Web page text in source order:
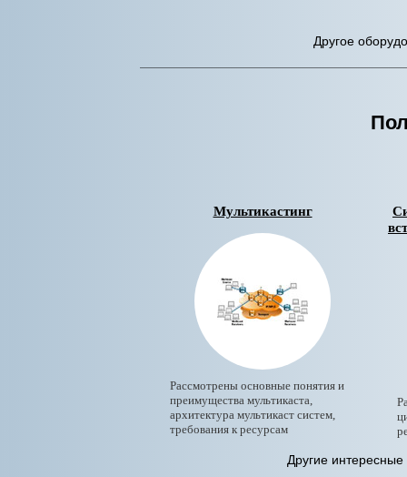
Другое
Мультикастинг
Рассмотрены основные понятия и
преимущества мультикаста,
архитектура мультикаст систем,
требования к ресурсам
Другие